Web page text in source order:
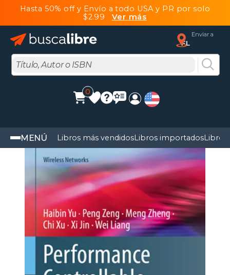
Hasta 50% off y Envío a todo USA y PR por solo
$2.99 Ver más
Enviar a
FL
0
MENÚ Libros más vendidosLibros importadosLibros